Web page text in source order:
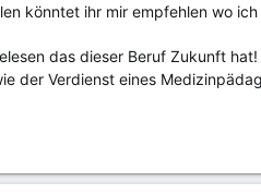
könntet ihr mir empfehlen wo
das dieser Beruf Zukunft
der Verdienst eines